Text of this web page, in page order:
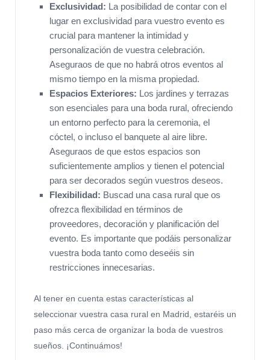
Exclusividad: La posibilidad de contar con el
lugar en exclusividad para vuestro evento es
crucial para mantener la intimidad y
personalización de vuestra celebración.
Aseguraos de que no habrá otros eventos al
mismo tiempo en la misma propiedad.
Espacios Exteriores: Los jardines y terrazas
son esenciales para una boda rural, ofreciendo
un entorno perfecto para la ceremonia, el
cóctel, o incluso el banquete al aire libre.
Aseguraos de que estos espacios son
suficientemente amplios y tienen el potencial
para ser decorados según vuestros deseos.
Flexibilidad: Buscad una casa rural que os
ofrezca flexibilidad en términos de
proveedores, decoración y planificación del
evento. Es importante que podáis personalizar
vuestra boda tanto como deseéis sin
restricciones innecesarias.
Al tener en cuenta estas características al
seleccionar vuestra casa rural en Madrid, estaréis un
paso más cerca de organizar la boda de vuestros
sueños. ¡Continuámos!